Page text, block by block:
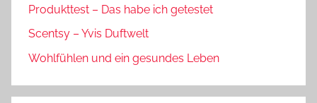
Produkttest – Das habe ich getestet
Scentsy – Yvis Duftwelt
Wohlfühlen und ein gesundes Leben